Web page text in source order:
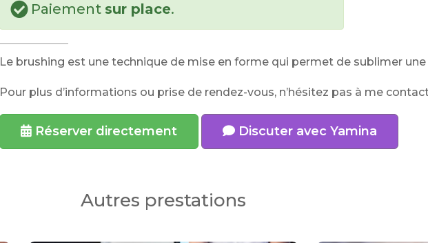
Paiement sur place.
Le brushing est une technique de mise en forme qui permet de sublimer
Pour plus d’informations ou prise de rendez-vous, n’hésitez pas à me
Réserver directement Discuter avec Yamina
Autres prestations